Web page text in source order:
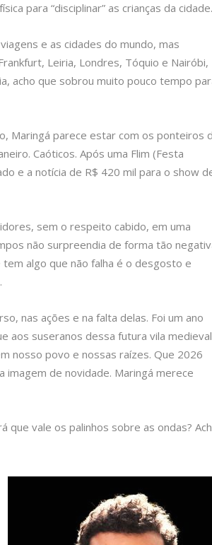
para “disciplinar” as crianças da cidade.
e as cidades do mundo, mas
Leiria, Londres, Tóquio e Nairóbi,
acho que sobrou muito pouco tempo
Maringá parece estar com os ponteiros
Caóticos. Após uma Flim (Festa
e a notícia de R$ 420 mil para o show
sem o respeito cabido, em uma
não surpreendia de forma tão
algo que não falha é o desgosto e
nas ações e na falta delas. Foi um ano
aos suseranos dessa futura vila medieval
nosso povo e nossas raízes. Que 2026
de novidade. Maringá merece
que vale os palinhos sobre as ondas?